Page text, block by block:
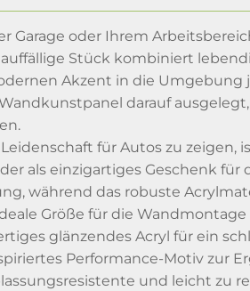
Garage oder Ihrem
auffällige Stück kombiniert
Akzent in die Umgebung
darauf
für Autos zu zeigen,
als einzigartiges Geschenk
während das robuste
Größe für die
glänzendes Acryl für ein
Performance-Motiv zur
und leicht zu